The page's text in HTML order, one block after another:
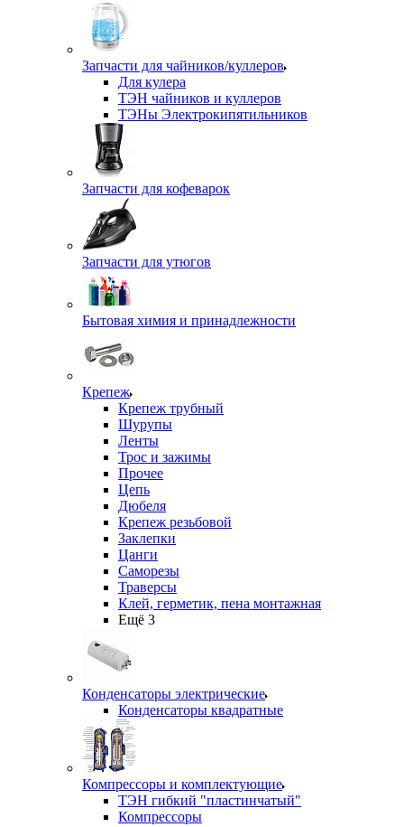
Запчасти для чайников/куллеров
Для кулера
ТЭН чайников и куллеров
ТЭНы Электрокипятильников
Запчасти для кофеварок
Запчасти для утюгов
Бытовая химия и принадлежности
Крепеж
Крепеж трубный
Шурупы
Ленты
Трос и зажимы
Прочее
Цепь
Дюбеля
Крепеж резьбовой
Заклепки
Цанги
Саморезы
Траверсы
Клей, герметик, пена монтажная
Ещё 3
Конденсаторы электрические
Конденсаторы квадратные
Компрессоры и комплектующие
ТЭН гибкий "пластинчатый"
Компрессоры